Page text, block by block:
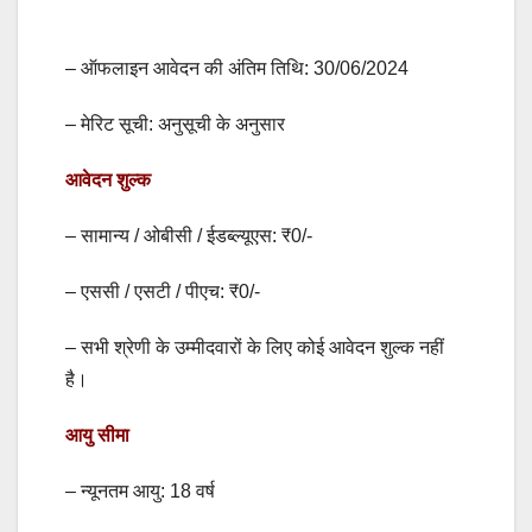
– ऑफलाइन आवेदन की अंतिम तिथि: 30/06/2024
– मेरिट सूची: अनुसूची के अनुसार
आवेदन शुल्क
– सामान्य / ओबीसी / ईडब्ल्यूएस: ₹0/-
– एससी / एसटी / पीएच: ₹0/-
– सभी श्रेणी के उम्मीदवारों के लिए कोई आवेदन शुल्क नहीं
है।
आयु सीमा
– न्यूनतम आयु: 18 वर्ष